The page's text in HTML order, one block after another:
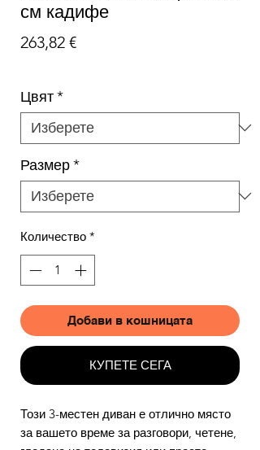
см кадифе
263,82 €Цена
Цвят*
Размер*
Количество *
Добави в кошницата
КУПЕТЕ СЕГА
Този 3-местен диван е отлично място
за вашето време за разговори, четене,